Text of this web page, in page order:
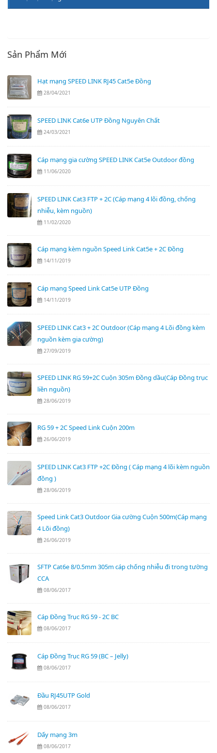
Sản Phẩm Mới
Hạt mạng SPEED LINK RJ45 Cat5e Đồng
28/04/2021
SPEED LINK Cat6e UTP Đồng Nguyên Chất
24/03/2021
Cáp mạng gia cường SPEED LINK Cat5e Outdoor đồng
11/06/2020
SPEED LINK Cat3 FTP + 2C (Cáp mạng 4 lõi đồng, chống
nhiễu, kèm nguồn)
11/02/2020
Cáp mạng kèm nguồn Speed Link Cat5e + 2C Đồng
14/11/2019
Cáp mạng Speed Link Cat5e UTP Đồng
14/11/2019
SPEED LINK Cat3 + 2C Outdoor (Cáp mạng 4 Lõi đồng kèm
nguồn kèm gia cường)
27/09/2019
SPEED LINK RG 59+2C Cuộn 305m Đồng dầu(Cáp Đồng trục
liền nguồn)
28/06/2019
RG 59 + 2C Speed Link Cuộn 200m
26/06/2019
SPEED LINK Cat3 FTP +2C Đồng ( Cáp mạng 4 lõi kèm nguồn
đồng )
28/06/2019
Speed Link Cat3 Outdoor Gia cường Cuộn 500m(Cáp mạng
4 Lõi đồng)
26/06/2019
SFTP Cat6e 8/0.5mm 305m cáp chống nhiễu đi trong tường
CCA
08/06/2017
Cáp Đồng Trục RG 59 - 2C BC
08/06/2017
Cáp Đồng Trục RG 59 (BC – Jelly)
08/06/2017
Đầu RJ45UTP Gold
08/06/2017
Dấy mạng 3m
08/06/2017